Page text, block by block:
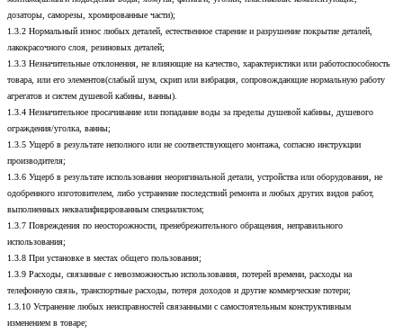
дозаторы, саморезы, хромированные части);
1.3.2 Нормальный износ любых деталей, естественное старение и разрушение покрытие деталей,
лакокрасочного слоя, резиновых деталей;
1.3.3 Незначительные отклонения, не влияющие на качество, характеристики или работоспособность
товара, или его элементов(слабый шум, скрип или вибрация, сопровождающие нормальную работу
агрегатов и систем душевой кабины, ванны).
1.3.4 Незначительное просачивание или попадание воды за пределы душевой кабины, душевого
ограждения/уголка, ванны;
1.3.5 Ущерб в результате неполного или не соответствующего монтажа, согласно инструкции
производителя;
1.3.6 Ущерб в результате использования неоригинальной детали, устройства или оборудования, не
одобренного изготовителем, либо устранение последствий ремонта и любых других видов работ,
выполненных неквалифицированным специалистом;
1.3.7 Повреждения по неосторожности, пренебрежительного обращения, неправильного
использования;
1.3.8 При установке в местах общего пользования;
1.3.9 Расходы, связанные с невозможностью использования, потерей времени, расходы на
телефонную связь, транспортные расходы, потеря доходов и другие коммерческие потери;
1.3.10 Устранение любых неисправностей связанными с самостоятельным конструктивным
изменением в товаре;